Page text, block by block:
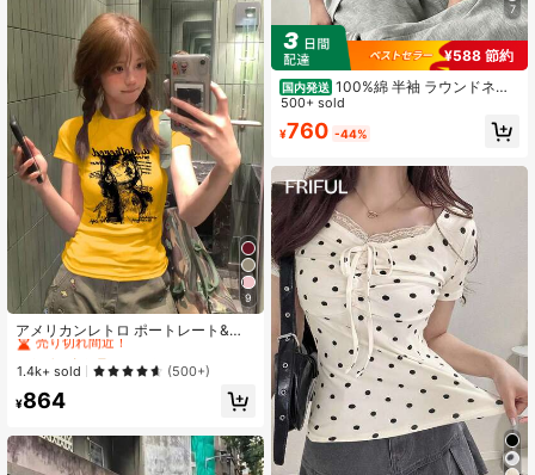
9
アメリカンレトロ ポートレート&レ
タープリント スリムフィット クルー
ネック Tシャツ レディース、半袖、
イエロー トップ カジュアル サマー
#10 ベストセラー
に イエロー ベーシックなカジュアルTシャツ
売り切れ間近！
#10 ベストセラー
売り切れ間近！
#10 ベストセラー
売り切れ間近！
#10 ベストセラー
売り切れ間近！
1.4k+ sold (500+)
¥864
7
¥588 節約
国内発送 100%綿 半袖 ラウンドネッ
ク Tシャツ 夏服 レディース おもしろ
プリント ゆったり カジュアル トッ
プス
500+ sold
¥760 -44%